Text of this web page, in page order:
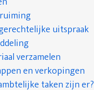
uitspraak
verzamelen
en verkopingen
taken zijn er?